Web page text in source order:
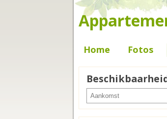
Home Fotos